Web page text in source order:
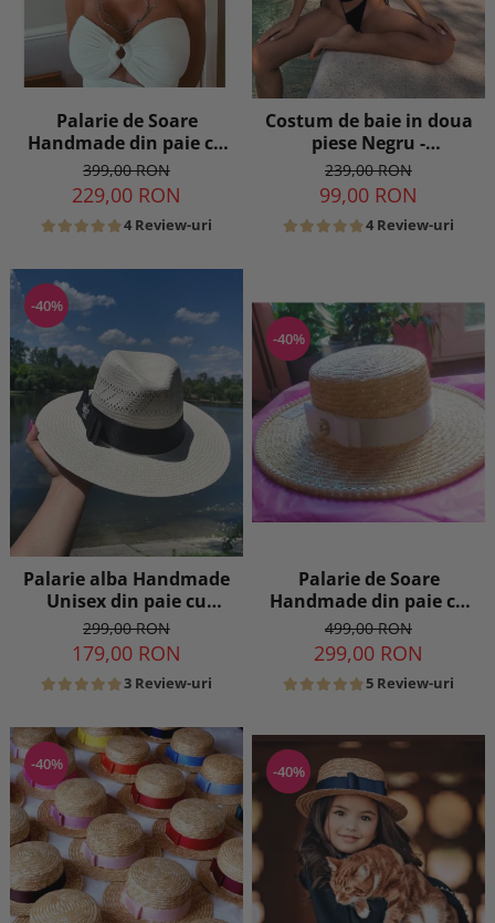
Palarie de Soare
Handmade din paie cu
Bor Lat si bentita
detasabila la alegere
399,00 RON
229,00 RON
4 Review-uri
Costum de baie in doua
piese Negru -
transparent
239,00 RON
99,00 RON
4 Review-uri
-40%
Palarie alba Handmade
Unisex din paie cu
bentita si accesoriu la
alegere
299,00 RON
179,00 RON
3 Review-uri
-40%
Palarie de Soare
Handmade din paie cu
Perle Luxury
499,00 RON
299,00 RON
5 Review-uri
-40% -40%